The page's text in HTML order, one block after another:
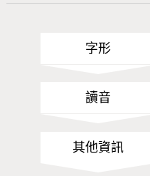
字形
讀音
其他資訊